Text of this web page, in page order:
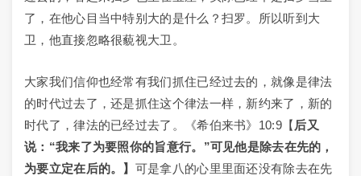
了，在他心目当中特别大的是什么？扫罗。所以听到大
卫，他直接忽略很藐视大卫。
大家我们信仰也经常有我们抓住已经过去的，就像是律法
的时代过去了，还是抓住这个律法一样，新约来了，新的
时代了，律法的已经过去了。《希伯来书》10:9【 后又
说：“我来了为要照你的旨意行。”可见他是除去在先的，
为要立定在后的。】 可是拿八的心里里面还没有除去在先